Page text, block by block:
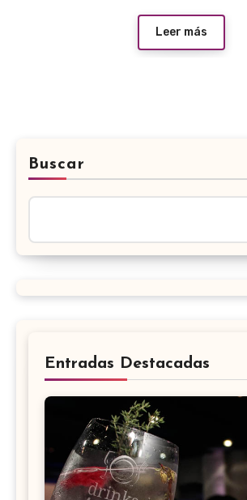
Leer más
Buscar
Entradas Destacadas